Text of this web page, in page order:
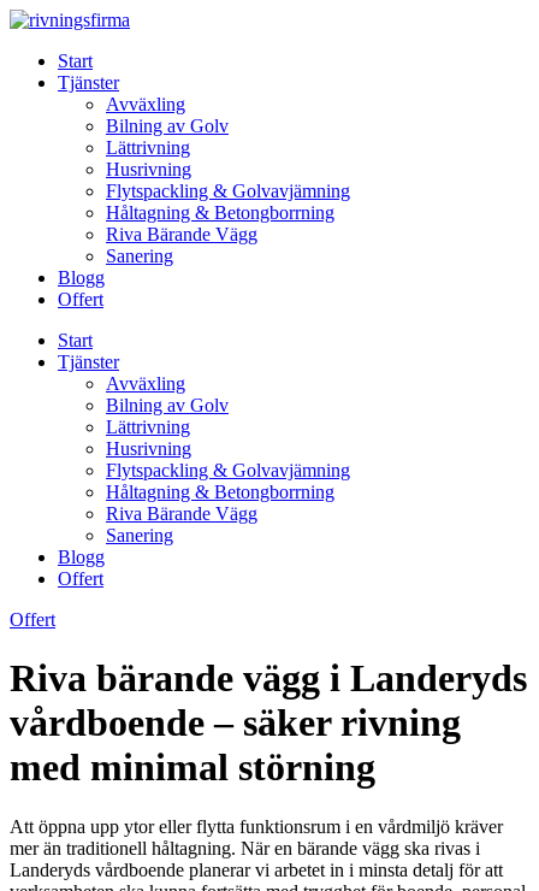
Skip
contentStart
Tjänster
Avväxling
Bilning av Golv
Lättrivning
Husrivning
Flytspackling & Golvavjämning
Håltagning & Betongborrning
Riva Bärande Vägg
Sanering
Blogg
Offert
Start
Tjänster
Avväxling
Bilning av Golv
Lättrivning
Husrivning
Flytspackling & Golvavjämning
Håltagning & Betongborrning
Riva Bärande Vägg
Sanering
Blogg
Offert
Offert
Riva bärande vägg i Landeryds
vårdboende – säker rivning
med minimal störning
Att öppna upp ytor eller flytta funktionsrum i en vårdmiljö kräver
mer än traditionell håltagning. När en bärande vägg ska rivas i
Landeryds vårdboende planerar vi arbetet in i minsta detalj för att